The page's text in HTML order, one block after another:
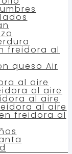
freidora al
queso Air
al aire
al aire
al aire
al aire
freidora al